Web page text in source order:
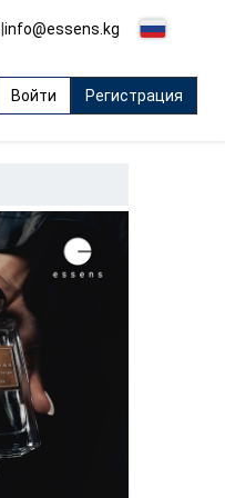
|info@essens.kg
Войти Регистрация